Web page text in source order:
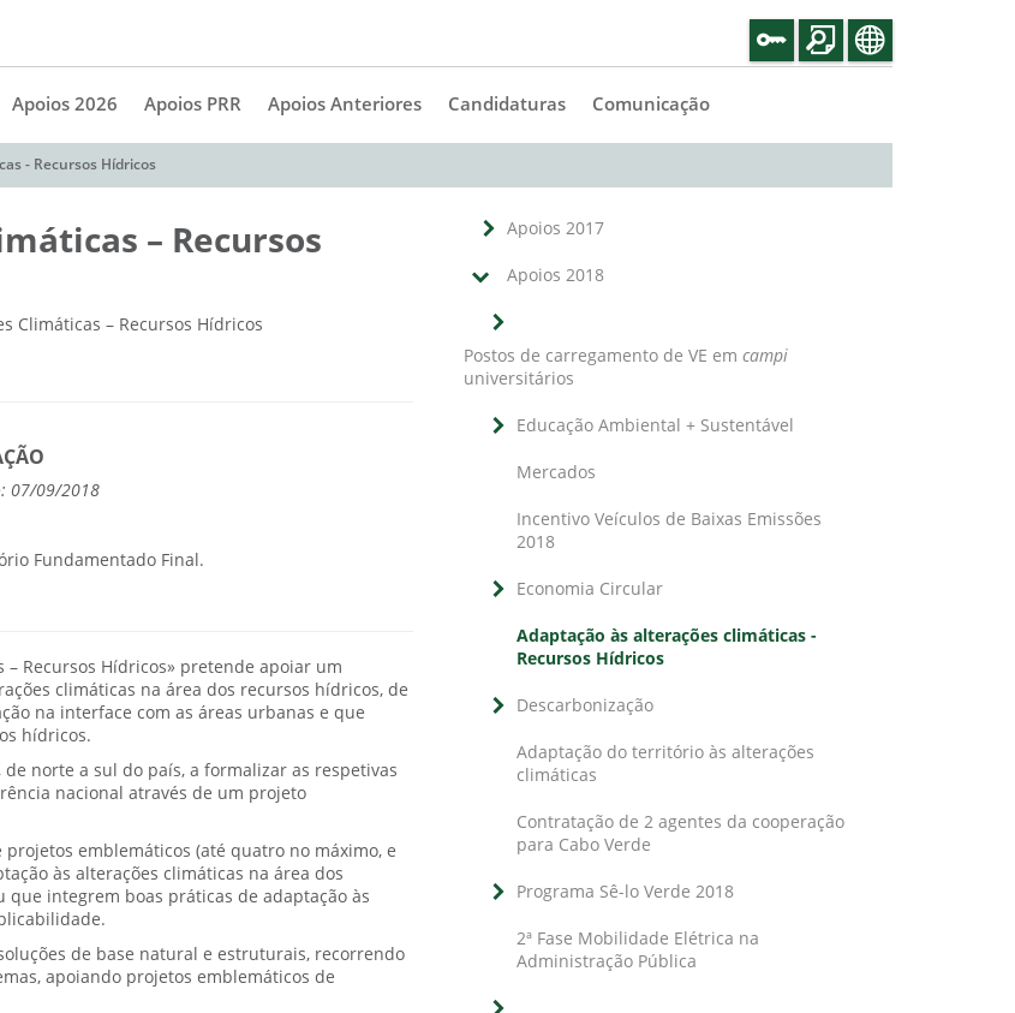
Apoios 2026 Apoios PRR Apoios Anteriores Candidaturas Comunicação
- Recursos Hídricos
– Recursos
07/09/2018
Fundamentado Final.
– Recursos Hídricos» pretende apoiar um
climáticas na área dos recursos hídricos, de
na interface com as áreas urbanas e que
hídricos.
norte a sul do país, a formalizar as respetivas
nacional através de um projeto
emblemáticos (até quatro no máximo, e
às alterações climáticas na área dos
integrem boas práticas de adaptação às
de base natural e estruturais, recorrendo
apoiando projetos emblemáticos de
Apoios 2017
Apoios 2018
Postos de carregamento de VE em campi
universitários
Educação Ambiental + Sustentável
Mercados
Incentivo Veículos de Baixas Emissões
2018
Economia Circular
Adaptação às alterações climáticas -
Recursos Hídricos
Descarbonização
Adaptação do território às alterações
climáticas
Contratação de 2 agentes da cooperação
para Cabo Verde
Programa Sê-lo Verde 2018
2ª Fase Mobilidade Elétrica na
Administração Pública